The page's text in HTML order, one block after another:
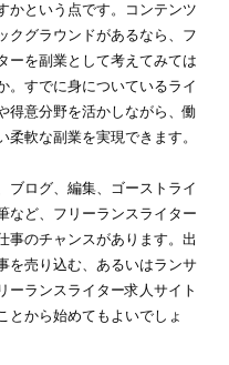
かという点です。コンテンツ
クグラウンドがあるなら、フ
ーを副業として考えてみては
。すでに身についているライ
得意分野を活かしながら、働
柔軟な副業を実現できます。
ブログ、編集、ゴーストライ
など、フリーランスライター
事のチャンスがあります。出
を売り込む、あるいはランサ
ーランスライター求人サイト
とから始めてもよいでしょ